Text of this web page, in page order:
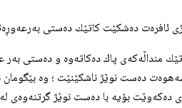
منداڵه‌كه‌ی پاك ده‌كاته‌وه‌ و ده‌ستی
ده‌ست نوێژ ناشكێنێت ؛ وه‌
ده‌كه‌وێت بۆیه‌ با ده‌ست نوێژ گرتنه‌وه‌ی